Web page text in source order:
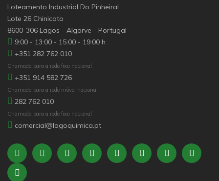
Loteamento Industrial Do Pinheiral
Lote 26 Chinicato
8600-306 Lagos - Algarve - Portugal
9:00 - 13:00 - 15:00 - 19:00 h
+351 282 762 010
Chamada para a rede fixa nacional
+351 914 582 726
Chamada para a rede móvel nacional
282 762 010
Chamada para a rede fixa nacional
comercial@lagoquimica.pt